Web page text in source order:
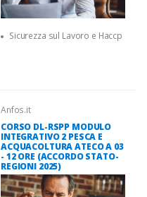
Sicurezza sul Lavoro e Haccp
Anfos.it
CORSO DL-RSPP MODULO
INTEGRATIVO 2 PESCA E
ACQUACOLTURA ATECO A 03
- 12 ORE (ACCORDO STATO-
REGIONI 2025)